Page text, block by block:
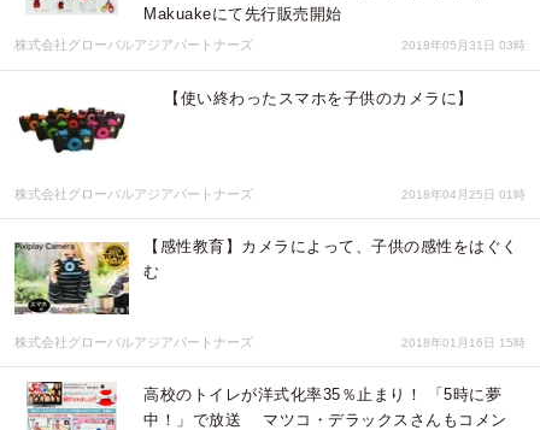
Makuakeにて先行販売開始
株式会社グローバルアジアパートナーズ 2018年05月31日 03時
【使い終わったスマホを子供のカメラに】
株式会社グローバルアジアパートナーズ 2018年04月25日 01時
【感性教育】カメラによって、子供の感性をはぐく
む
株式会社グローバルアジアパートナーズ 2018年01月16日 15時
高校のトイレが洋式化率35％止まり！ 「5時に夢
中！」で放送 マツコ・デラックスさんもコメン